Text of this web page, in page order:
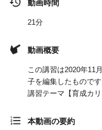
動画時間
21分
動画概要
この講習は2020年11
子を編集したものです
講習テーマ【育成カ
本動画の要約